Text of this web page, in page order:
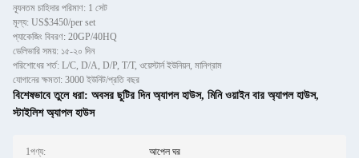
ন্যূনতম চাহিদার পরিমাণ: 1 সেট
মূল্য: US$3450/per set
প্যাকেজিং বিবরণ: 20GP/40HQ
ডেলিভারি সময়: ১৫-২০ দিন
পরিশোধের শর্ত: L/C, D/A, D/P, T/T, ওয়েস্টার্ন ইউনিয়ন, মানিগ্রাম
যোগানের ক্ষমতা: 3000 ইউনিট/প্রতি বছর
বিশেষভাবে তুলে ধরা: অবসর ছুটির দিন অ্যাপল হাউস, মিনি ওয়াইন বার অ্যাপল হাউস,
স্টাইলিশ অ্যাপল হাউস
1পণ্য: আপেল ঘর